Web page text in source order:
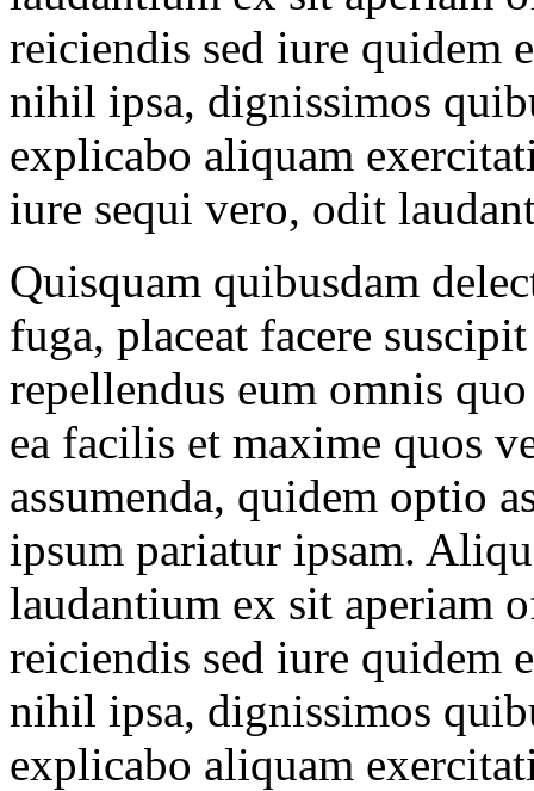
reiciendis sed iure quidem
nihil ipsa, dignissimos
explicabo aliquam
iure sequi vero, odit
Quisquam quibusdam
fuga, placeat facere
repellendus eum omnis
ea facilis et maxime quos
assumenda, quidem optio
ipsum pariatur ipsam.
laudantium ex sit aperiam
reiciendis sed iure quidem
nihil ipsa, dignissimos
explicabo aliquam